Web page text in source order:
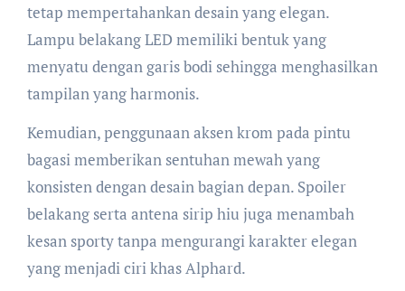
tetap mempertahankan desain yang elegan.
Lampu belakang LED memiliki bentuk yang
menyatu dengan garis bodi sehingga menghasilkan
tampilan yang harmonis.
Kemudian, penggunaan aksen krom pada pintu
bagasi memberikan sentuhan mewah yang
konsisten dengan desain bagian depan. Spoiler
belakang serta antena sirip hiu juga menambah
kesan sporty tanpa mengurangi karakter elegan
yang menjadi ciri khas Alphard.